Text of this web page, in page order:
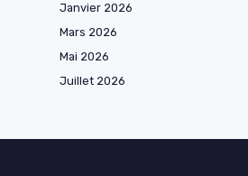
Janvier 2026
Mars 2026
Mai 2026
Juillet 2026